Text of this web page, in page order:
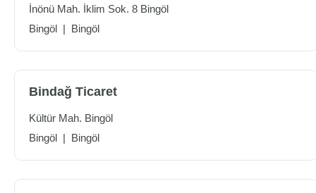
İnönü Mah. İklim Sok. 8 Bingöl
Bingöl | Bingöl
Bindağ Ticaret
Kültür Mah. Bingöl
Bingöl | Bingöl